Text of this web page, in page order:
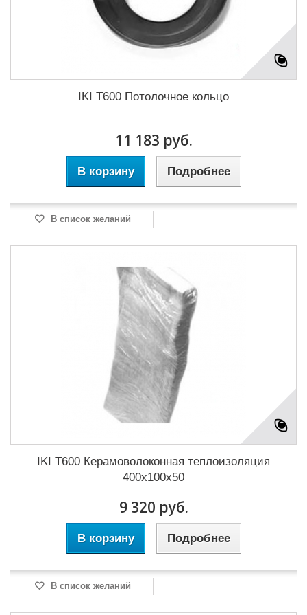
IKI T600 Потолочное кольцо
11 183 руб.
В корзину Подробнее
В список желаний
IKI T600 Керамоволоконная теплоизоляция
400x100x50
9 320 руб.
В корзину Подробнее
В список желаний